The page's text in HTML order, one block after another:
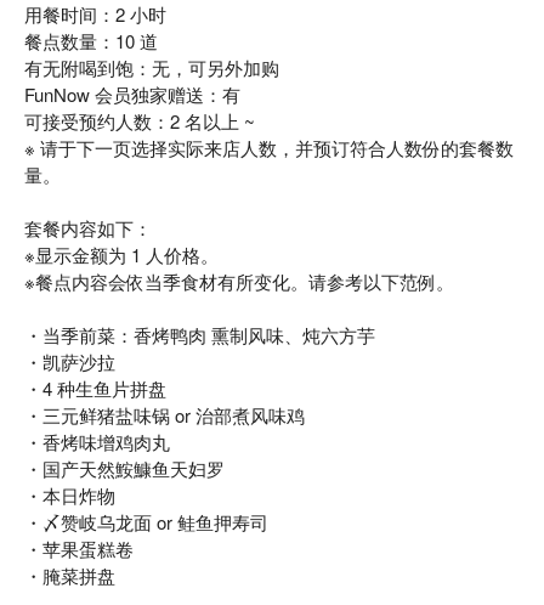
用餐时间：2 小时
餐点数量：10 道
有无附喝到饱：无，可另外加购
FunNow 会员独家赠送：有
可接受预约人数：2 名以上 ~
※ 请于下一页选择实际来店人数，并预订符合人数份的套餐数
量。
套餐内容如下：
※显示金额为 1 人价格。
※餐点内容会依当季食材有所变化。请参考以下范例。
・当季前菜：香烤鸭肉 熏制风味、炖六方芋
・凯萨沙拉
・4 种生鱼片拼盘
・三元鲜猪盐味锅 or 治部煮风味鸡
・香烤味增鸡肉丸
・国产天然鮟鱇鱼天妇罗
・本日炸物
・〆赞岐乌龙面 or 鲑鱼押寿司
・苹果蛋糕卷
・腌菜拼盘